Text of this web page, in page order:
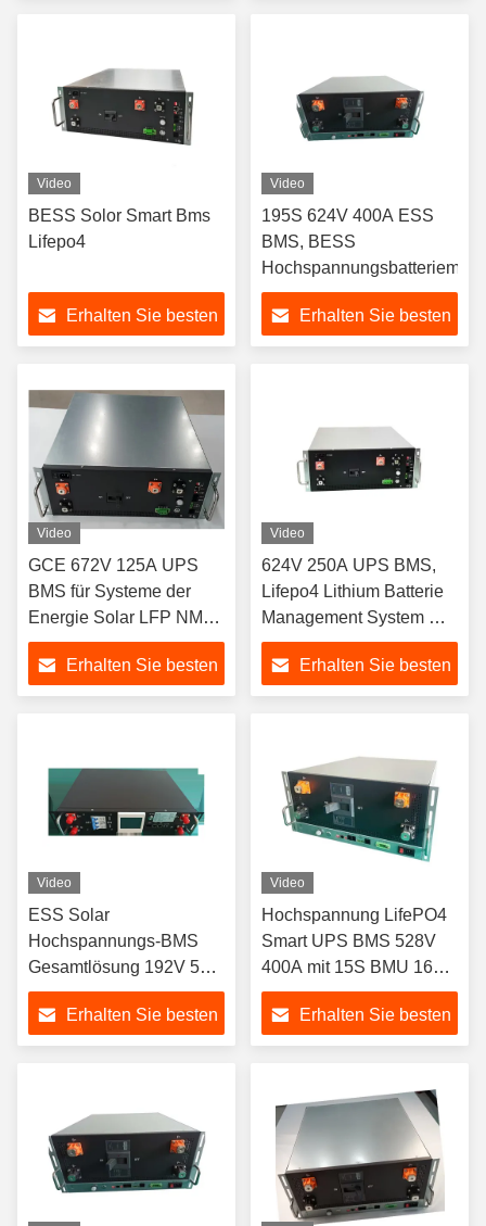
Video
BESS Solor Smart Bms
Lifepo4
Erhalten Sie besten
Video
195S 624V 400A ESS
BMS, BESS
Erhalten Sie besten
Video
GCE 672V 125A UPS
BMS für Systeme der
Energie Solar LFP NMC
LTO Batterie
Erhalten Sie besten
Video
624V 250A UPS BMS,
Lifepo4 Lithium Batterie
Management System mit
15S BMU
Erhalten Sie besten
Video
ESS Solar
Hochspannungs-BMS
Gesamtlösung 192V 50A
mit 15S BMU
Erhalten Sie besten
Video
Hochspannung LifePO4
Smart UPS BMS 528V
400A mit 15S BMU 16S
BMU
Erhalten Sie besten